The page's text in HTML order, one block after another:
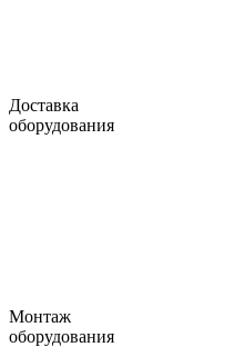
Доставка
оборудования
Монтаж
оборудования